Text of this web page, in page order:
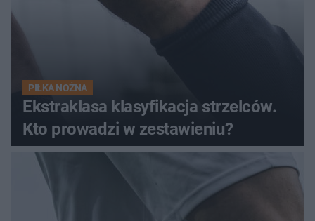
PIŁKA NOŻNA
Ekstraklasa klasyfikacja strzelców.
Kto prowadzi w zestawieniu?